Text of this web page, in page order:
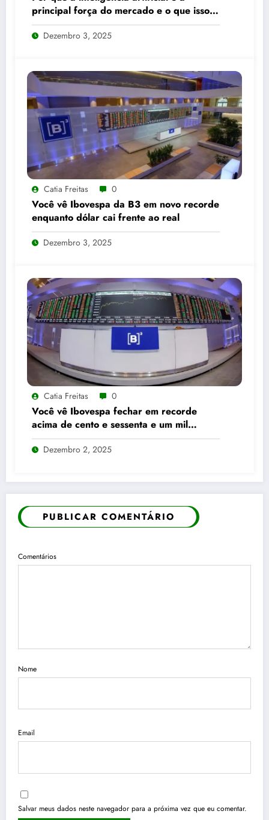
principal força do mercado e o que isso
significa para seus investimentos
Dezembro 3, 2025
Catia Freitas 0
Você vê Ibovespa da B3 em novo recorde
enquanto dólar cai frente ao real
Dezembro 3, 2025
Catia Freitas 0
Você vê Ibovespa fechar em recorde
acima de cento e sessenta e um mil
pontos enquanto dólar recua para cinco
reais e trinta e três centavos
Dezembro 2, 2025
PUBLICAR COMENTÁRIO
Comentários
Nome
Email
Salvar meus dados neste navegador para a próxima vez que eu comentar.